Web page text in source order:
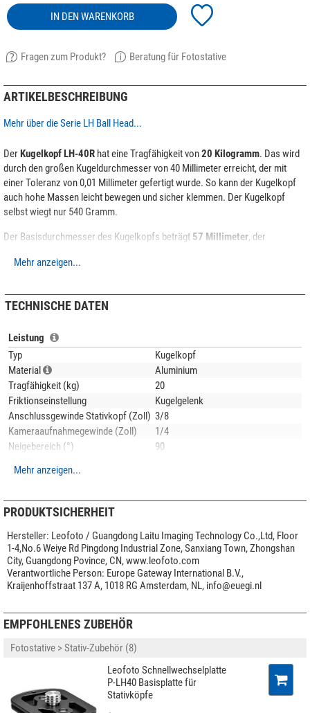
IN DEN WARENKORB
Fragen zum Produkt? Beratung für Fotostative
ARTIKELBESCHREIBUNG
Mehr über die Serie LH Ball Head...
DerKugelkopf LH-40R hat eine Tragfähigkeit von20 Kilogramm. Das wird
durch den großen Kugeldurchmesser von 40 Millimeter erreicht, der mit
einer Toleranz von 0,01 Millimeter gefertigt wurde. So kann der Kugelkopf
auch hohe Massen leicht bewegen und sicher klemmen. Der Kugelkopf
selbst wiegt nur 540 Gramm.
Der Basisdurchmesser des Kugelkopfs beträgt 57 Millimeter, der
Der Kugelkopf kann an seiner Basis und an der Klemmung um 360°
Die Klemmung wird über einen großen ergonomischen Drehknopf
gelöst.
Der Klemmwiderstands kann variabel eingestellt werden.
Es stehen zwei Ausbuchtungen für Schwenks bis 90° zur Verfügung.
Der Kugelkopf ist mit einer Klemmung nachArca-Swiss-Standard
Schnellwechselplatteausgestattet.
Für die Metallteile verwendet Leofoto die hochwertige
Legierung mit Magnesium und Silizium als Legierungsbestandteile. Dieses
korrosionsbeständige Material zeichnet sich durch hohe Festigkeit und gute
und sind dadurch deutlichstabiler als Gußteile
Lieferumfang:
Kugelkopf
Schnellwechselplatte
Werkzeug
Mehr anzeigen...
TECHNISCHE DATEN
Leistung
Typ
Kugelkopf
Material
Aluminium
Tragfähigkeit (kg)
20
Friktionseinstellung
Kugelgelenk
Anschlussgewinde Stativkopf (Zoll) 3/8
Kameraaufnahmegewinde (Zoll)
1/4
Neigebereich (°)
90
Kugeldurchmesser (mm)
Besonderheiten
Mittelsäule
nein
Schnellkupplungsplatte
ja
Ablageplatte
nein
Panorama Skala
ja
Allgemein
Serie
0,54
Höhe (cm)
9
Durchmesser (cm)
Mehr anzeigen...
PRODUKTSICHERHEIT
Hersteller: Leofoto / Guangdong Laitu Imaging Technology Co.,Ltd, Floor
1-4,No.6 Weiye Rd Pingdong Industrial Zone, Sanxiang Town, Zhongshan
City, Guangdong Povince, CN, www.leofoto.com
Verantwortliche Person: Europe Gateway International B.V.,
Kraijenhoffstraat 137 A, 1018 RG Amsterdam, NL, info@euegi.nl
EMPFOHLENES ZUBEHÖR
Fotostative > Stativ-Zubehör (8)
Leofoto Schnellwechselplatte
P-LH40 Basisplatte für
Stativköpfe